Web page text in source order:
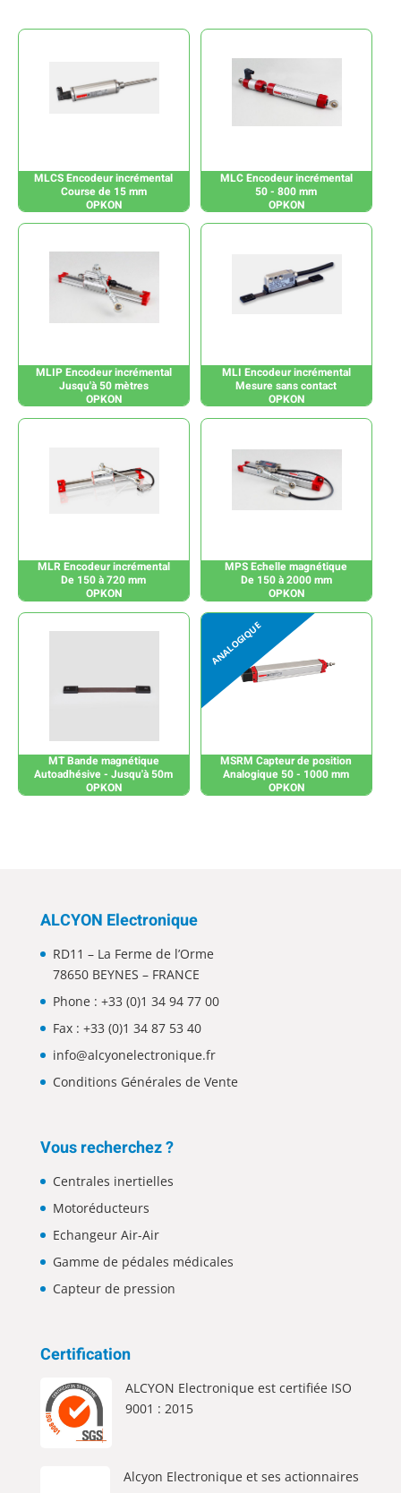
MLCS Encodeur incrémental
Course de 15 mm
OPKON
MLC Encodeur incrémental
50 - 800 mm
OPKON
MLIP Encodeur incrémental
Jusqu'à 50 mètres
OPKON
MLI Encodeur incrémental
Mesure sans contact
OPKON
MLR Encodeur incrémental
De 150 à 720 mm
OPKON
MPS Echelle magnétique
De 150 à 2000 mm
OPKON
MT Bande magnétique
Autoadhésive - Jusqu'à 50m
OPKON
MSRM Capteur de position
Analogique 50 - 1000 mm
OPKON
ALCYON Electronique
RD11 – La Ferme de l’Orme
78650 BEYNES – FRANCE
Phone : +33 (0)1 34 94 77 00
Fax : +33 (0)1 34 87 53 40
info@alcyonelectronique.fr
Conditions Générales de Vente
Vous recherchez ?
Centrales inertielles
Motoréducteurs
Echangeur Air-Air
Gamme de pédales médicales
Capteur de pression
Certification
ALCYON Electronique est certifiée ISO
9001 : 2015
Alcyon Electronique et ses actionnaires